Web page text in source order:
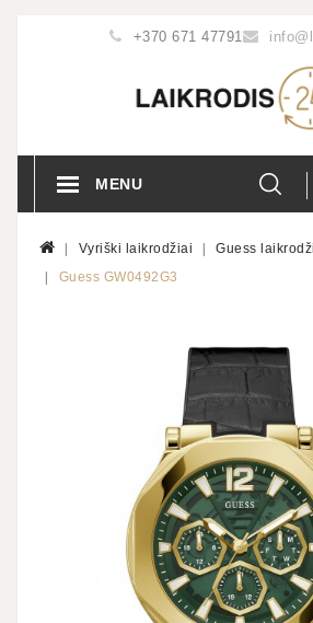
+370 671 47791
MENU
Vyriški laikrodžiai
Guess
Guess GW0492G3